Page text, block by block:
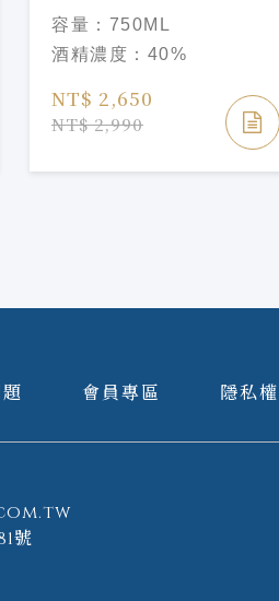
威杯禮盒
容量： 750ML
酒精濃度： 40%
NT$ 2,650
NT$ 2,990
會員專區 隱私
號